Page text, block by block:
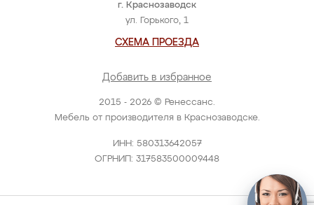
2015 - 2026 © Ренессанс.
Мебель от производителя в Краснозаводске.
ИНН: 580313642057
ОГРНИП: 317583500009448
г. Краснозаводск
ул. Горького, 1
СХЕМА ПРОЕЗДА
Добавить в избранное